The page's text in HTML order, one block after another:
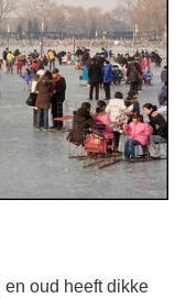
en oud heeft dikke